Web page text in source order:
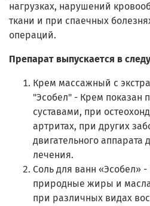
нагрузках, нарушений
ткани и при спаечных
операций.
Препарат выпускается в
Крем массажный с
"Эсобел" - Крем показан
суставами, при
артритах, при других
двигательного аппарата
лечения.
Соль для ванн «Эсобел» -
природные жиры и
при различных видах